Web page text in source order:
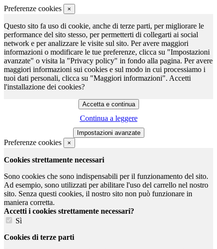
Preferenze cookies ×
Questo sito fa uso di cookie, anche di terze parti, per migliorare le
performance del sito stesso, per permetterti di collegarti ai social
network e per analizzare le visite sul sito. Per avere maggiori
informazioni o modificare le tue preferenze, clicca su "Impostazioni
avanzate" o visita la "Privacy policy" in fondo alla pagina. Per avere
maggiori informazioni sui cookies e sul modo in cui processiamo i
tuoi dati personali, clicca su "Maggiori informazioni". Accetti
l'installazione dei cookies?
Continua a leggere
Preferenze cookies ×
Cookies strettamente necessari
Sono cookies che sono indispensabili per il funzionamento del sito.
Ad esempio, sono utilizzati per abilitare l'uso del carrello nel nostro
sito. Senza questi cookies, il nostro sito non può funzionare in
maniera corretta.
Accetti i cookies strettamente necessari?
Sì
Cookies di terze parti